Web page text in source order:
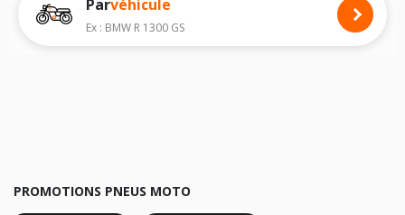
Nous recommandons de toujours monter des pneus moto avec les
dimensions homologuées par le constructeur.
Pour cela, veuillez sélectionner le modèle de votre motoBMW K 100 RS
Parvéhicule
Ex : BMW R 1300 GS
PROMOTIONS PNEUS MOTO